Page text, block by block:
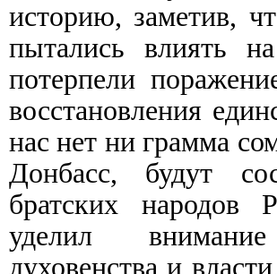
историю, заметив,
пытались влиять
потерпели
восстановления
нас нет ни грамма
Донбасс, будут
братских народов
уделил
духовенства и